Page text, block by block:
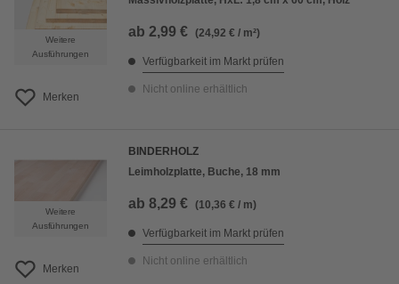
Weitere
Ausführungen
Merken
ab 2,99 € (24,92 € / m²)
Verfügbarkeit im Markt prüfen
Nicht online erhältlich
Weitere
Ausführungen
Merken
BINDERHOLZ
Leimholzplatte, Buche, 18 mm
ab 8,29 € (10,36 € / m)
Verfügbarkeit im Markt prüfen
Nicht online erhältlich